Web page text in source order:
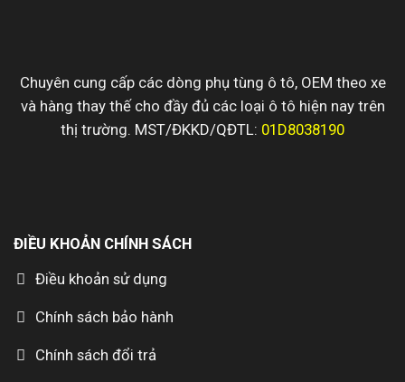
Chuyên cung cấp các dòng phụ tùng ô tô, OEM theo xe
và hàng thay thế cho đầy đủ các loại ô tô hiện nay trên
thị trường. MST/ĐKKD/QĐTL: 01D8038190
ĐIỀU KHOẢN CHÍNH SÁCH
Điều khoản sử dụng
Chính sách bảo hành
Chính sách đổi trả